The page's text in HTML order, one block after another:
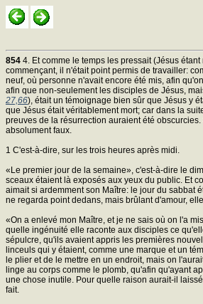
854 4. Et comme le temps les pressait (Jésus
commençant, il n'était point permis de travailler:
neuf, où personne n'avait encore été mis, afin
afin que non-seulement les disciples de Jésus,
27,66), était un témoignage bien sûr que Jésus y
que Jésus était véritablement mort; car dans la
preuves de la résurrection auraient été
absolument faux.
1 C'est-à-dire, sur les trois heures après midi.
«Le premier jour de la semaine», c'est-à-dire le
sceaux étaient là exposés aux yeux du public. Et
aimait si ardemment son Maître: le jour du sabbat
ne regarda point dedans, mais brûlant d'amour,
«On a enlevé mon Maître, et je ne sais où on l'a
quelle ingénuité elle raconte aux disciples ce
sépulcre, qu'ils avaient appris les premières
linceuls qui y étaient, comme une marque et un
le plier et de le mettre en un endroit, mais on
linge au corps comme le plomb, qu'afin qu'ayant
une chose inutile. Pour quelle raison aurait-il
fait.